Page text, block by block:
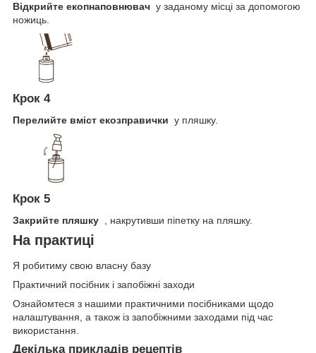
Відкрийте екопнаповнювач у заданому місці за допомогою
ножиць.
Крок 4
Перелийте вміст екозправички у пляшку.
Крок 5
Закрийте пляшку , накрутивши піпетку на пляшку.
На практиці
Я робитиму свою власну базу
Практичний посібник і запобіжні заходи
Ознайомтеся з нашими практичними посібниками щодо
налаштування, а також із запобіжними заходами під час
використання.
Декілька прикладів рецептів